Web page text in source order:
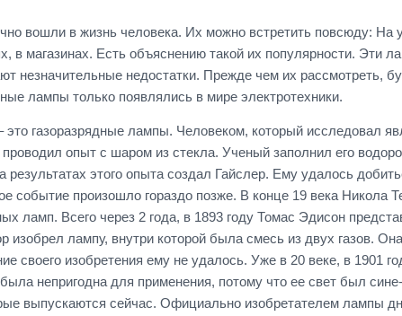
вошли в жизнь человека. Их можно встретить повсюду: На
в магазинах. Есть объяснению такой их популярности. Эти
незначительные недостатки. Прежде чем их рассмотреть,
лампы только появлялись в мире электротехники.
это газоразрядные лампы. Человеком, который исследовал
опыт с шаром из стекла. Ученый заполнил его
этого опыта создал Гайслер. Ему удалось
событие произошло гораздо позже. В конце 19 века Никола
ламп. Всего через 2 года, в 1893 году Томас Эдисон
изобрел лампу, внутри которой была смесь из двух газов.
своего изобретения ему не удалось. Уже в 20 веке, в 1901
непригодна для применения, потому что ее свет был
выпускаются сейчас. Официально изобретателем лампы